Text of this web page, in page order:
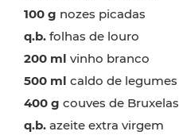
100 g nozes picadas
q.b. folhas de louro
200 ml vinho branco
500 ml caldo de legumes
400 g couves de Bruxelas
q.b. azeite extra virgem